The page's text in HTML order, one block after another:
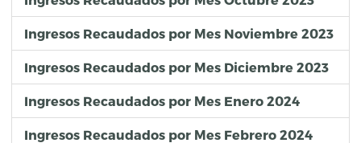
Ingresos Recaudados por Mes Noviembre 2023
Ingresos Recaudados por Mes Diciembre 2023
Ingresos Recaudados por Mes Enero 2024
Ingresos Recaudados por Mes Febrero 2024